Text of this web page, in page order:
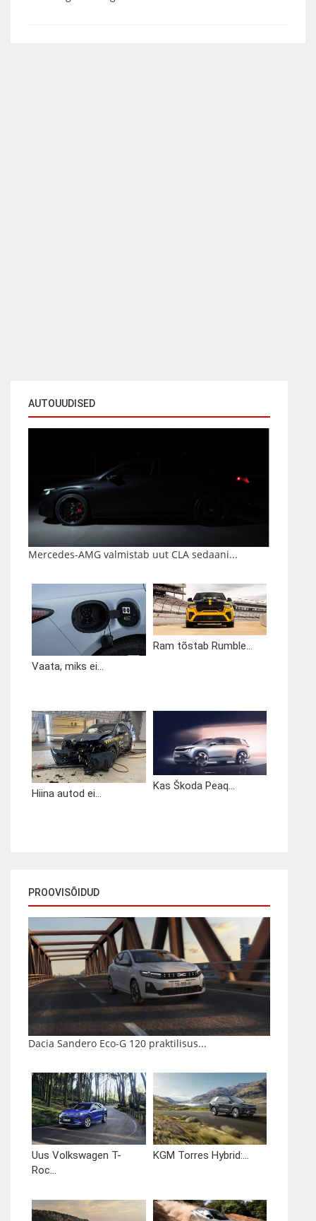
AUTOUUDISED
Mercedes-AMG valmistab uut CLA sedaani...
Vaata, miks ei...
Ram tõstab Rumble...
Hiina autod ei...
Kas Škoda Peaq...
PROOVISÕIDUD
Dacia Sandero Eco-G 120 praktilisus...
Uus Volkswagen T-
Roc...
KGM Torres Hybrid:...